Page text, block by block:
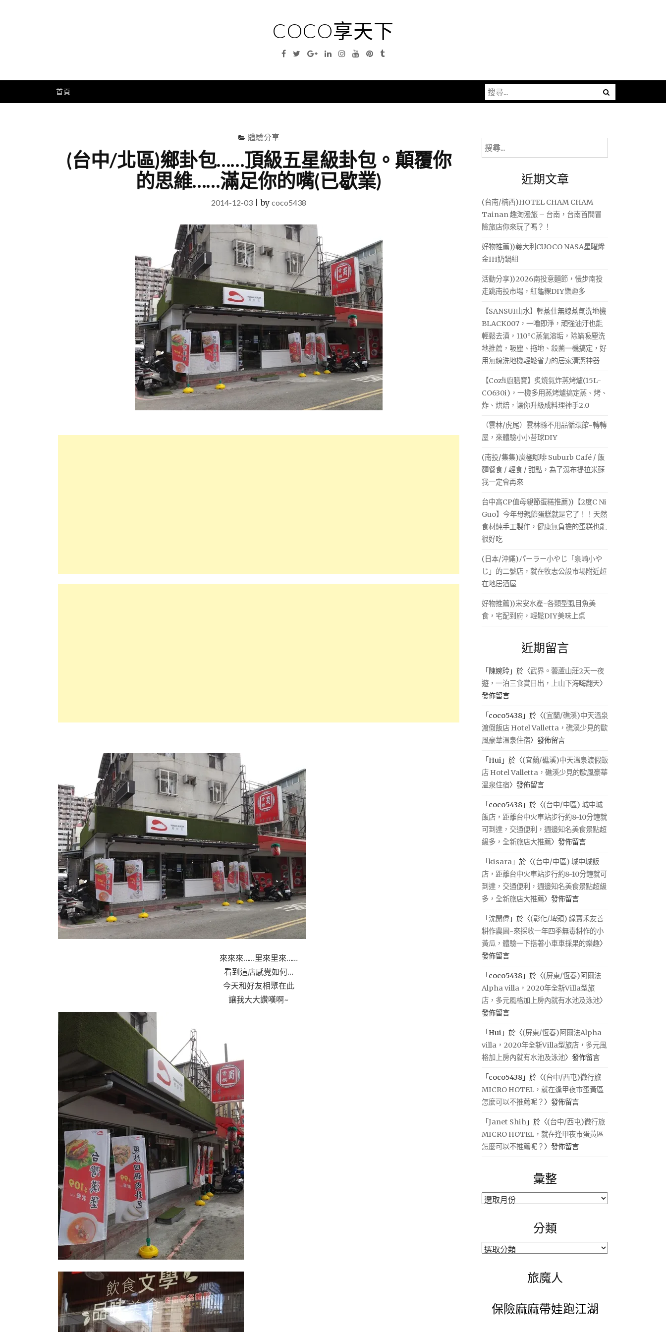
COCO享天下
Facebook
TwitterGoogleLinkedinInstagramYouTubePinterest
Tumblr
首頁
搜
尋
字:
體驗分享
(台中/北區)鄉卦包……頂級五星級卦包。顛覆你
的思維……滿足你的嘴(已歇業)
2014-12-03 |by coco5438
來來來……里來里來……
看到這店感覺如何…
今天和好友相聚在此
讓我大大讚嘆啊~
搜
尋
近期文章
(台南/楠西)HOTEL CHAM CHAM
Tainan 趣淘漫旅 – 台南，台南首間冒
險旅店你來玩了嗎？！
好物推薦))義大利CUOCO NASA星曜烯
金IH奶鍋組
活動分享))2026南投意麵節，慢步南投
走跳南投市場，紅龜粿DIY樂趣多
【SANSUI山水】輕蒸仕無線蒸氣洗地機
BLACK007，一嚕即淨，頑強油汙也能
輕鬆去漬，110°C蒸氣溶垢，除蟎吸塵洗
地推薦，吸塵、拖地、殺菌一機搞定，好
用無線洗地機輕鬆省力的居家清潔神器
【Coz!i廚膳寶】炙燒氣炸蒸烤爐(15L-
CO630i)，一機多用蒸烤爐搞定蒸、烤、
炸、烘焙，讓你升級成料理神手2.0
（雲林/虎尾）雲林縣不用品循環館-轉轉
屋，來體驗小小苔球DIY
(南投/集集)炭極咖啡 Suburb Café / 飯
麵餐食 / 輕食 / 甜點，為了瀑布提拉米蘇
我一定會再來
台中高CP值母親節蛋糕推薦))【2度C Ni
Guo】今年母親節蛋糕就是它了！！天然
食材純手工製作，健康無負擔的蛋糕也能
很好吃
(日本/沖繩)パーラー小やじ「泉崎小や
じ」的二號店，就在牧志公設市場附近超
在地居酒屋
好物推薦))宋安水產-各類型虱目魚美
食，宅配到府，輕鬆DIY美味上桌
近期留言
「 陳婉玲 」於〈武界。蕓蘆山莊2天一夜
遊，一泊三食賞日出，上山下海嗨翻天〉
發佈留言
「 coco5438 」於〈(宜蘭/礁溪)中天溫泉
渡假飯店 Hotel Valletta，礁溪少見的歐
風豪華溫泉住宿〉發佈留言
「Hui 」於〈(宜蘭/礁溪)中天溫泉渡假飯
店 Hotel Valletta，礁溪少見的歐風豪華
溫泉住宿〉發佈留言
「 coco5438 」於〈(台中/中區) 城中城
飯店，距離台中火車站步行約8-10分鐘就
可到達，交通便利，週邊知名美食景點超
級多，全新旅店大推薦〉發佈留言
「kisara 」於〈(台中/中區) 城中城飯
店，距離台中火車站步行約8-10分鐘就可
到達，交通便利，週邊知名美食景點超級
多，全新旅店大推薦〉發佈留言
「沈開偉 」於〈(彰化/埤頭) 綠寶禾友善
耕作農園-來採收一年四季無毒耕作的小
黃瓜，體驗一下搭著小車車採果的樂趣〉
發佈留言
「 coco5438 」於〈(屏東/恆春)阿爾法
Alpha villa，2020年全新Villa型旅
店，多元風格加上房內就有水池及泳池〉
發佈留言
「Hui 」於〈(屏東/恆春)阿爾法Alpha
villa，2020年全新Villa型旅店，多元風
格加上房內就有水池及泳池〉發佈留言
「 coco5438 」於〈(台中/西屯)微行旅
MICRO HOTEL，就在逢甲夜市蛋黃區
怎麼可以不推薦呢？ 〉發佈留言
「Janet Shih 」於〈(台中/西屯)微行旅
MICRO HOTEL，就在逢甲夜市蛋黃區
怎麼可以不推薦呢？ 〉發佈留言
彙整
彙
分類
分
旅魔人
保險麻麻帶娃跑江湖